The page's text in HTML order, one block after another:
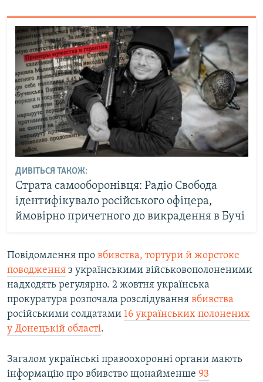
ДИВІТЬСЯ ТАКОЖ:
Страта самооборонівця: Радіо Свобода
ідентифікувало російського офіцера,
ймовірно причетного до викрадення в Бучі
Повідомлення про вбивства, тортури й жорстоке
поводження з українськими військовополоненими
надходять регулярно. 2 жовтня українська
прокуратура розпочала розслідування вбивства
російськими солдатами 16 українських полонених
у Донецькій області.
Загалом українські правоохоронні органи мають
інформацію про вбивство щонайменше 93